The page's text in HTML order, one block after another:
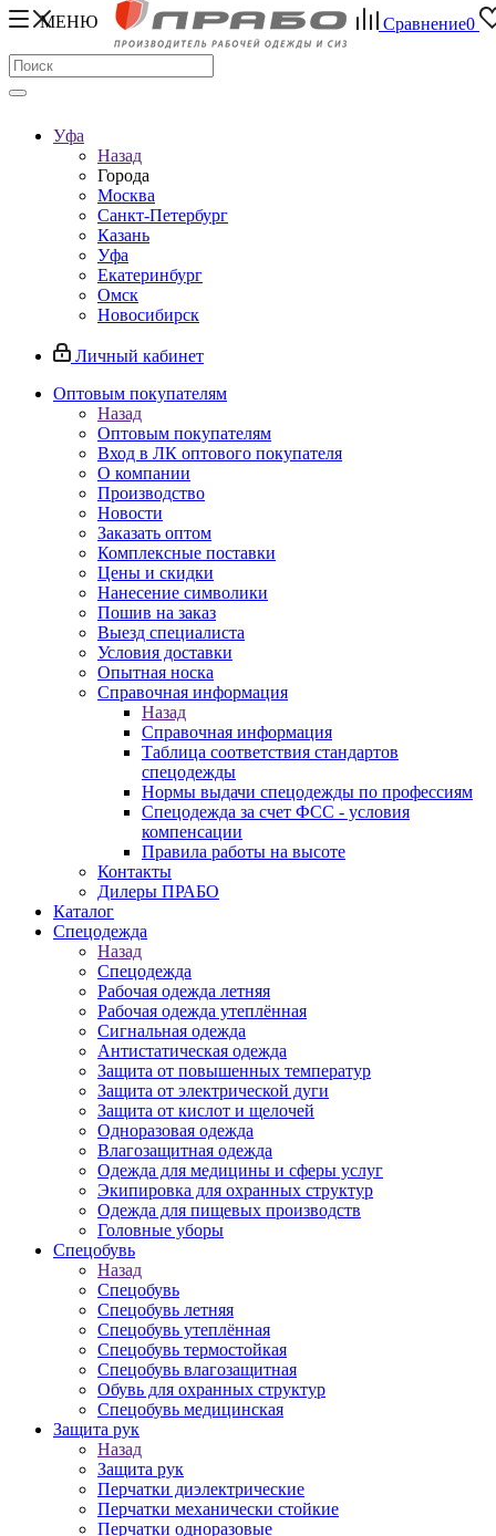
МЕНЮ Сравнение0
Уфа
Назад
Города
Москва
Санкт-Петербург
Казань
Уфа
Екатеринбург
Омск
Новосибирск
Личный кабинет
Оптовым покупателям
Назад
Оптовым покупателям
Вход в ЛК оптового покупателя
О компании
Производство
Новости
Заказать оптом
Комплексные поставки
Цены и скидки
Нанесение символики
Пошив на заказ
Выезд специалиста
Условия доставки
Опытная носка
Справочная информация
Назад
Справочная информация
Таблица соответствия стандартов
спецодежды
Нормы выдачи спецодежды по профессиям
Спецодежда за счет ФСС - условия
компенсации
Правила работы на высоте
Контакты
Дилеры ПРАБО
Каталог
Спецодежда
Назад
Спецодежда
Рабочая одежда летняя
Рабочая одежда утеплённая
Сигнальная одежда
Антистатическая одежда
Защита от повышенных температур
Защита от электрической дуги
Защита от кислот и щелочей
Одноразовая одежда
Влагозащитная одежда
Одежда для медицины и сферы услуг
Экипировка для охранных структур
Одежда для пищевых производств
Головные уборы
Спецобувь
Назад
Спецобувь
Спецобувь летняя
Спецобувь утеплённая
Спецобувь термостойкая
Спецобувь влагозащитная
Обувь для охранных структур
Спецобувь медицинская
Защита рук
Назад
Защита рук
Перчатки диэлектрические
Перчатки механически стойкие
Перчатки одноразовые